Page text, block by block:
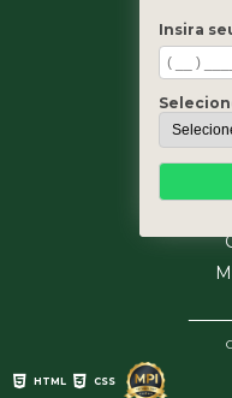
HTML CSS
Insira